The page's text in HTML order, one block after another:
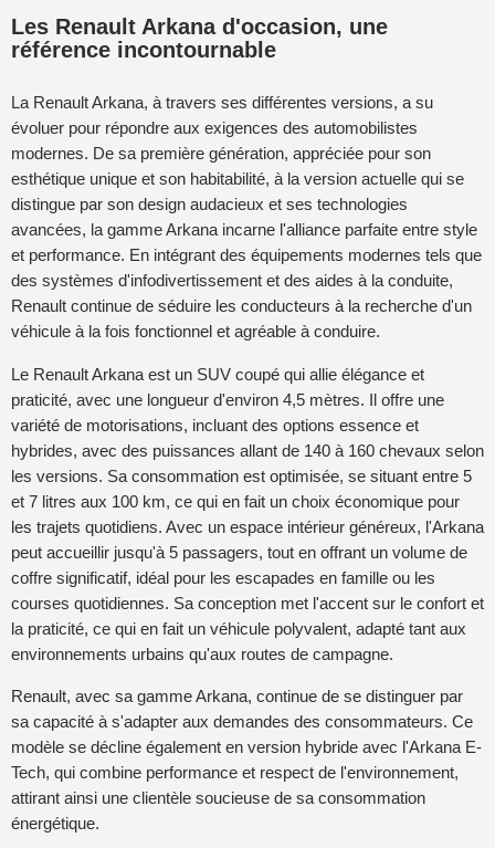
Les Renault Arkana d'occasion, une
référence incontournable
La Renault Arkana, à travers ses différentes versions, a su
évoluer pour répondre aux exigences des automobilistes
modernes. De sa première génération, appréciée pour son
esthétique unique et son habitabilité, à la version actuelle qui se
distingue par son design audacieux et ses technologies
avancées, la gamme Arkana incarne l'alliance parfaite entre style
et performance. En intégrant des équipements modernes tels que
des systèmes d'infodivertissement et des aides à la conduite,
Renault continue de séduire les conducteurs à la recherche d'un
véhicule à la fois fonctionnel et agréable à conduire.
Le Renault Arkana est un SUV coupé qui allie élégance et
praticité, avec une longueur d'environ 4,5 mètres. Il offre une
variété de motorisations, incluant des options essence et
hybrides, avec des puissances allant de 140 à 160 chevaux selon
les versions. Sa consommation est optimisée, se situant entre 5
et 7 litres aux 100 km, ce qui en fait un choix économique pour
les trajets quotidiens. Avec un espace intérieur généreux, l'Arkana
peut accueillir jusqu'à 5 passagers, tout en offrant un volume de
coffre significatif, idéal pour les escapades en famille ou les
courses quotidiennes. Sa conception met l'accent sur le confort et
la praticité, ce qui en fait un véhicule polyvalent, adapté tant aux
environnements urbains qu'aux routes de campagne.
Renault, avec sa gamme Arkana, continue de se distinguer par
sa capacité à s'adapter aux demandes des consommateurs. Ce
modèle se décline également en version hybride avec l'Arkana E-
Tech, qui combine performance et respect de l'environnement,
attirant ainsi une clientèle soucieuse de sa consommation
énergétique.